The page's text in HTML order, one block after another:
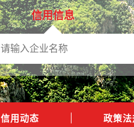
信用信息
信用动态 政策